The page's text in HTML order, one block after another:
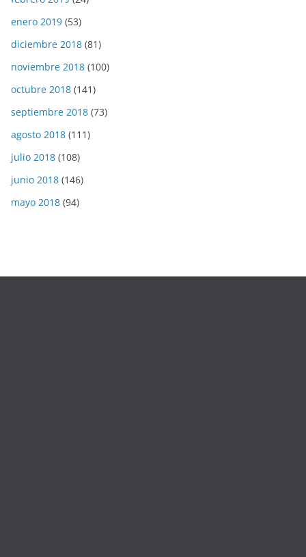
enero 2019 (53)
diciembre 2018 (81)
noviembre 2018 (100)
octubre 2018 (141)
septiembre 2018 (73)
agosto 2018 (111)
julio 2018 (108)
junio 2018 (146)
mayo 2018 (94)